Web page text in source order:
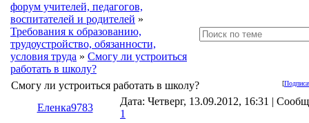
форум учителей, педагогов,
воспитателей и родителей »
Требования к образованию,
трудоустройство, обязанности,
условия труда » Смогу ли устроиться
работать в школу?
[
Смогу ли устроиться работать в школу?
Еленка9783
Дата: Четверг, 13.09.2012, 16:31 |
1